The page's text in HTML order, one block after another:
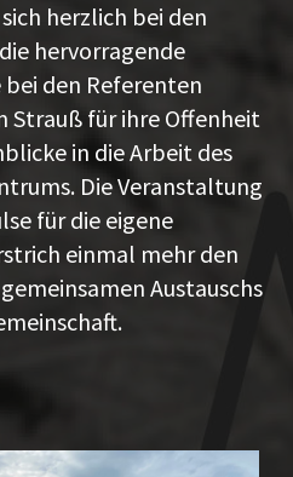
herzlich bei den
hervorragende
den Referenten
Strauß für ihre Offenheit
in die Arbeit des
Die Veranstaltung
für die eigene
einmal mehr den
Austauschs